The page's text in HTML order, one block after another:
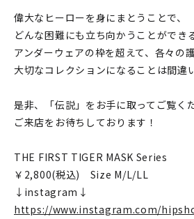
偉大なヒーローを身にまとうことで、
どんな困難にも立ち向かうことができ
アンダーウェアの枠を超えて、各々の
大切なコレクションになることは間違
是非、「伝説」をお手に取ってご覧く
ご来店をお待ちしております！
THE FIRST TIGER MASK Series
￥2,800(税込) Size M/L/LL
↓instagram↓
https://www.instagram.com/